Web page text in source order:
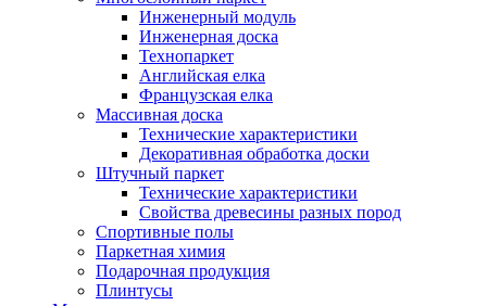
Инженерный модуль
Инженерная доска
Технопаркет
Английская елка
Французская елка
Массивная доска
Технические характеристики
Декоративная обработка доски
Штучный паркет
Технические характеристики
Свойства древесины разных пород
Спортивные полы
Паркетная химия
Подарочная продукция
Плинтусы